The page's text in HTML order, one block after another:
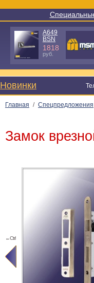
A640
GR-
C
980
Новинки
Главная / Спецпредложения
Замок
←Ctrl